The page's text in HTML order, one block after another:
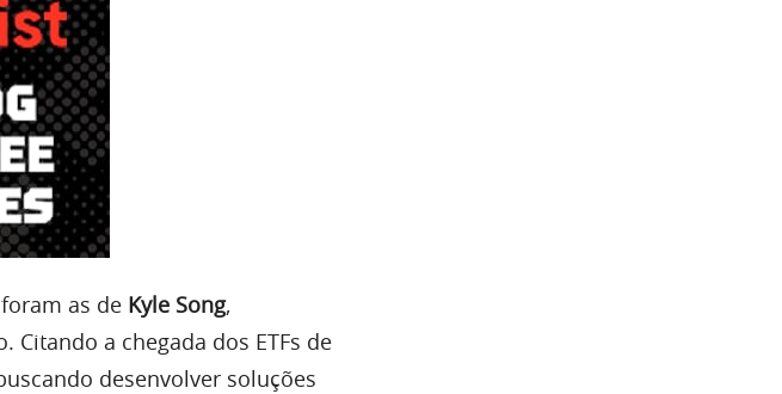
as de Kyle Song,
Citando a chegada dos ETFs de
desenvolver soluções